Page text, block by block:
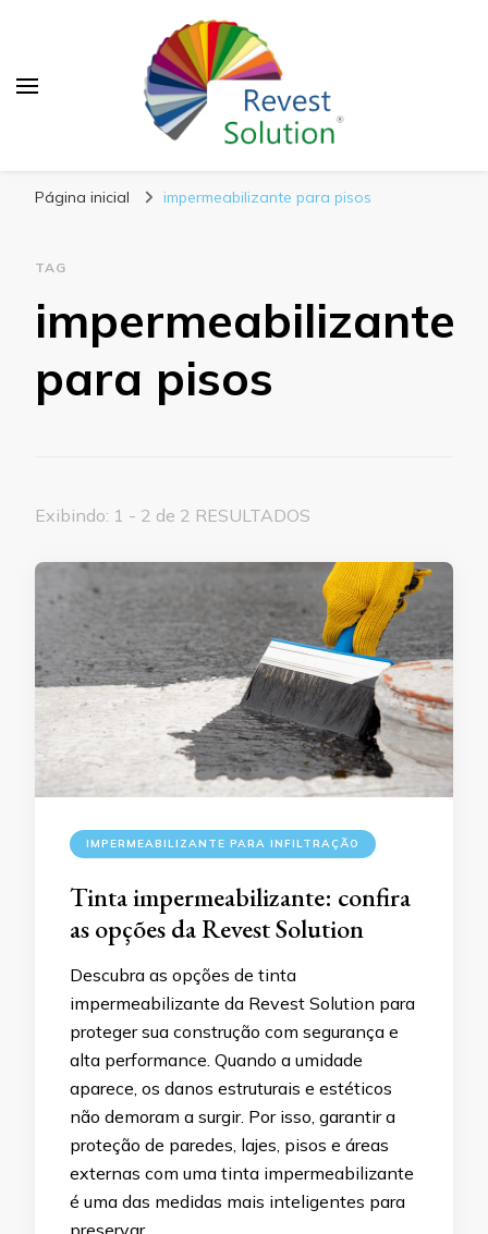
Página inicial impermeabilizante para pisos
TAG
impermeabilizante
para pisos
Exibindo: 1 - 2 de 2 RESULTADOS
IMPERMEABILIZANTE PARA INFILTRAÇÃO
Tinta impermeabilizante: confira
as opções da Revest Solution
Descubra as opções de tinta
impermeabilizante da Revest Solution para
proteger sua construção com segurança e
alta performance. Quando a umidade
aparece, os danos estruturais e estéticos
não demoram a surgir. Por isso, garantir a
proteção de paredes, lajes, pisos e áreas
externas com uma tinta impermeabilizante
é uma das medidas mais inteligentes para
preservar …